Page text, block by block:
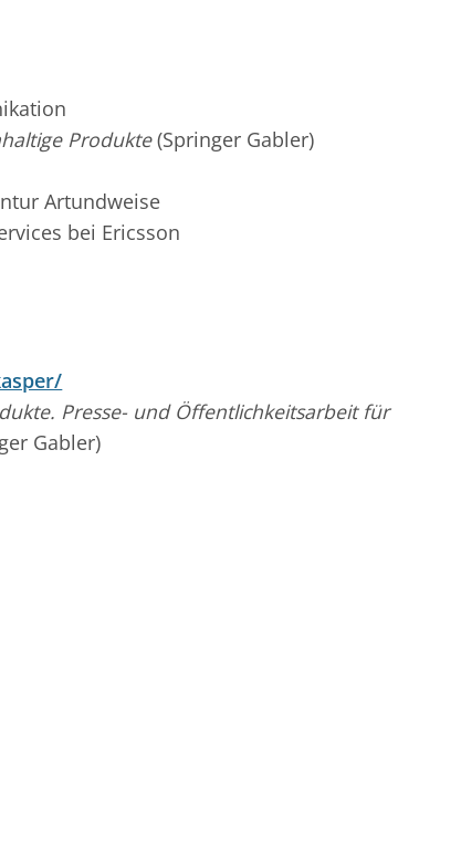
Produkte(Springer Gabler)
Artundweise
bei Ericsson
Presse- und Öffentlichkeitsarbeit für
Gabler)